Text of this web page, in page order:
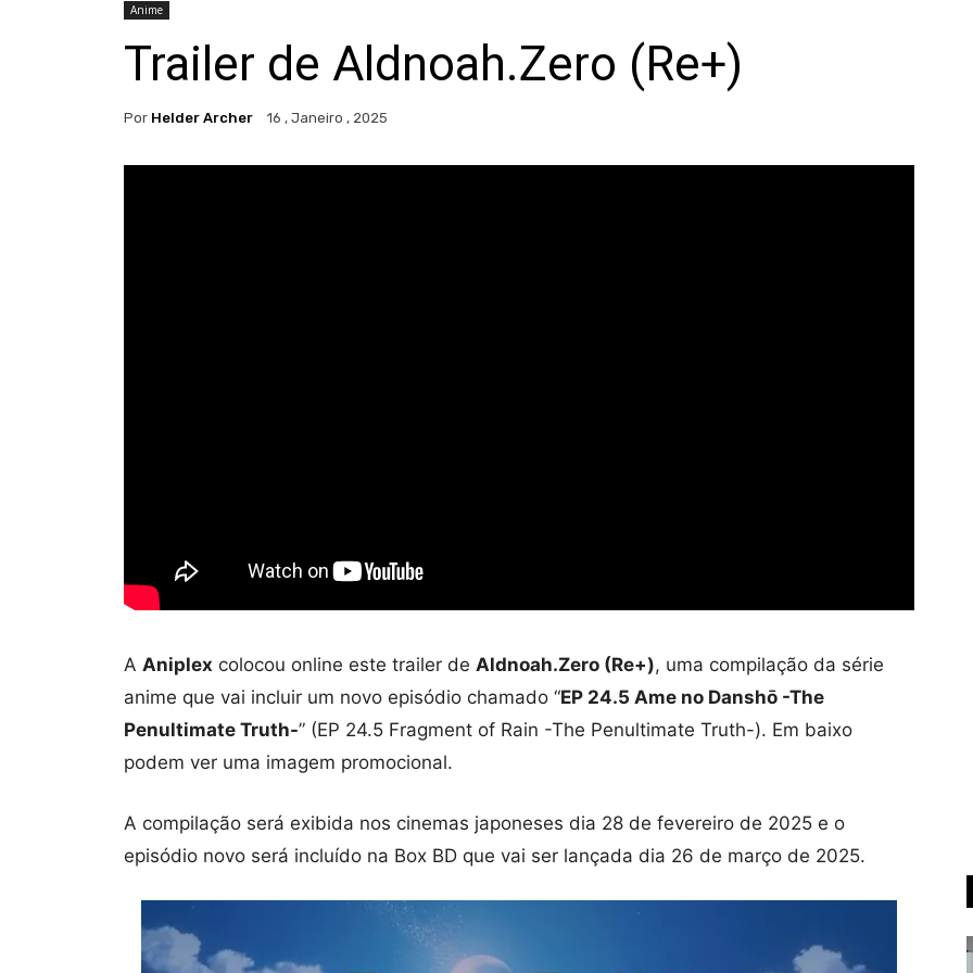
Anime
Trailer de Aldnoah.Zero (Re+)
Por Helder Archer 16 , Janeiro , 2025
A Aniplex colocou online este trailer de Aldnoah.Zero (Re+), uma compilação da série
anime que vai incluir um novo episódio chamado “EP 24.5 Ame no Danshō -The
Penultimate Truth-” (EP 24.5 Fragment of Rain -The Penultimate Truth-). Em baixo
podem ver uma imagem promocional.
A compilação será exibida nos cinemas japoneses dia 28 de fevereiro de 2025 e o
episódio novo será incluído na Box BD que vai ser lançada dia 26 de março de 2025.